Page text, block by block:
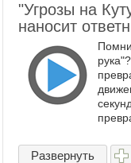
"Угрозы на
наносит
Развернуть